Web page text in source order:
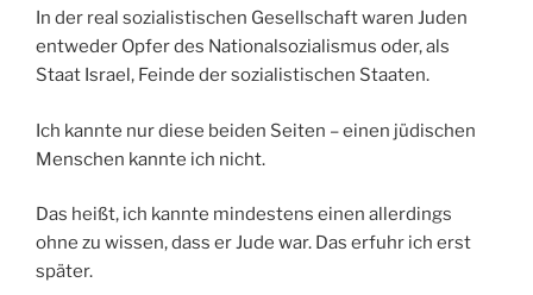
In der real sozialistischen Gesellschaft waren Juden
entweder Opfer des Nationalsozialismus oder, als
Staat Israel, Feinde der sozialistischen Staaten.
Ich kannte nur diese beiden Seiten – einen jüdischen
Menschen kannte ich nicht.
Das heißt, ich kannte mindestens einen allerdings
ohne zu wissen, dass er Jude war. Das erfuhr ich erst
später.